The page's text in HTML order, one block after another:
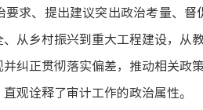
求、提出建议突出政治考量、
从乡村振兴到重大工程建设，从
纠正贯彻落实偏差，推动相关
观诠释了审计工作的政治属性。